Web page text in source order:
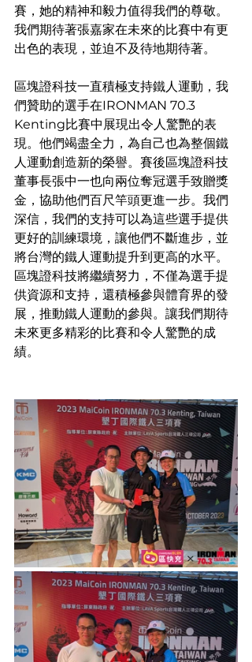
賽，她的精神和毅力值得我們的尊敬。
我們期待著張嘉家在未來的比賽中有更
出色的表現，並迫不及待地期待著。
區塊證科技一直積極支持鐵人運動，我
們贊助的選手在IRONMAN 70.3
Kenting比賽中展現出令人驚艷的表
現。他們竭盡全力，為自己也為整個鐵
人運動創造新的榮譽。賽後區塊證科技
董事長張中一也向兩位奪冠選手致贈獎
金，協助他們百尺竿頭更進一步。我們
深信，我們的支持可以為這些選手提供
更好的訓練環境，讓他們不斷進步，並
將台灣的鐵人運動提升到更高的水平。
區塊證科技將繼續努力，不僅為選手提
供資源和支持，還積極參與體育界的發
展，推動鐵人運動的參與。讓我們期待
未來更多精彩的比賽和令人驚艷的成
績。